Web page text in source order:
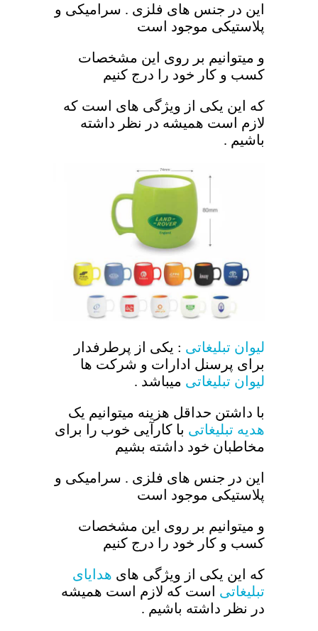
این در جنس های فلزی . سرامیکی و
پلاستیکی موجود است
و میتوانیم بر روی این مشخصات
کسب و کار خود را درج کنیم
که این یکی از ویژگی های است که
لازم است همیشه در نظر داشته
باشیم .
لیوان تبلیغاتی : یکی از پرطرفدار
برای پرسنل ادارات و شرکت ها
لیوان تبلیغاتی میباشد .
با داشتن حداقل هزینه میتوانیم یک
هدیه تبلیغاتی با کارآیی خوب را برای
مخاطبان خود داشته بشیم
این در جنس های فلزی . سرامیکی و
پلاستیکی موجود است
و میتوانیم بر روی این مشخصات
کسب و کار خود را درج کنیم
که این یکی از ویژگی های هدایای
تبلیغاتی است که لازم است همیشه
در نظر داشته باشیم .